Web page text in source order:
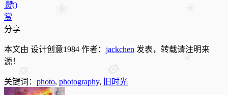
赞()
赏
分享
本文由 设计创意1984 作者： jackchen 发表，转载请注明来
源！
关键词： photo, photography, 旧时光